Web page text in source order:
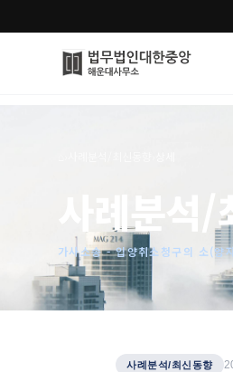
사례분석
가사소송 - 입양취소청구의 소(양
사례분석/최신동향